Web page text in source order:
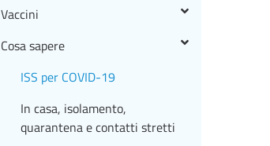
Vaccini
Cosa sapere
ISS per COVID-19
In casa, isolamento,
quarantena e contatti stretti